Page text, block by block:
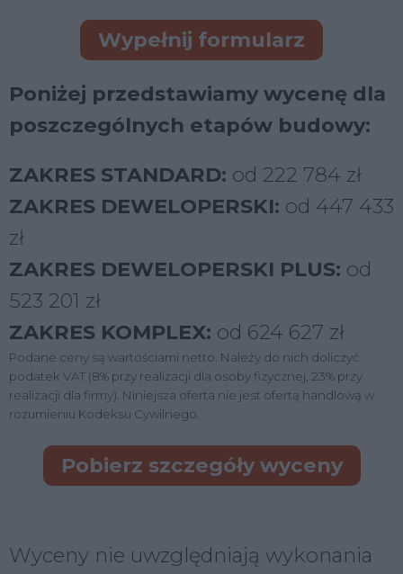
Wypełnij formularz
Poniżej przedstawiamy wycenę dla
poszczególnych etapów budowy:
ZAKRES STANDARD: od 222 784 zł
ZAKRES DEWELOPERSKI: od 447 433
zł
ZAKRES DEWELOPERSKI PLUS: od
523 201 zł
ZAKRES KOMPLEX: od 624 627 zł
Podane ceny są wartościami netto. Należy do nich doliczyć
podatek VAT (8% przy realizacji dla osoby fizycznej, 23% przy
realizacji dla firmy). Niniejsza oferta nie jest ofertą handlową w
rozumieniu Kodeksu Cywilnego.
Pobierz szczegóły wyceny
Wyceny nie uwzględniają wykonania